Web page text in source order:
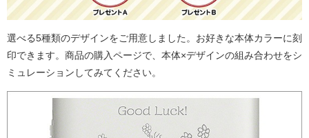
選べる5種類のデザインをご用意しました。お好きな本体カラーに刻
印できます。商品の購入ページで、本体×デザインの組み合わせをシ
ミュレーションしてみてください。